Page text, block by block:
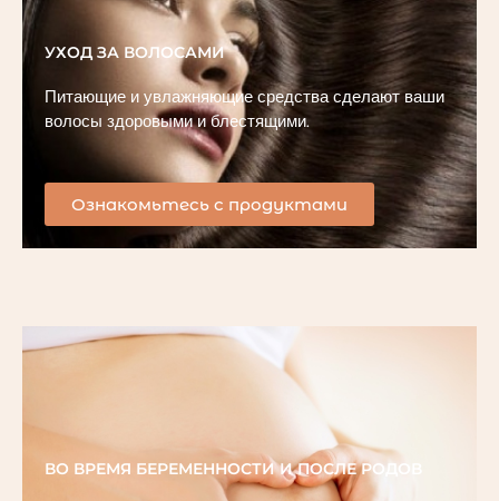
УХОД ЗА ВОЛОСАМИ
Питающие и увлажняющие средства сделают ваши
волосы здоровыми и блестящими.
Ознакомьтесь с продуктами
ВО ВРЕМЯ БЕРЕМЕННОСТИ И ПОСЛЕ РОДОВ